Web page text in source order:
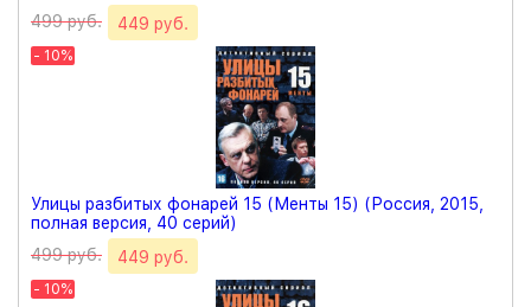
499 руб.
449 руб.
- 10%
Улицы разбитых фонарей 15 (Менты 15) (Россия, 2015,
полная версия, 40 серий)
499 руб.
449 руб.
- 10%